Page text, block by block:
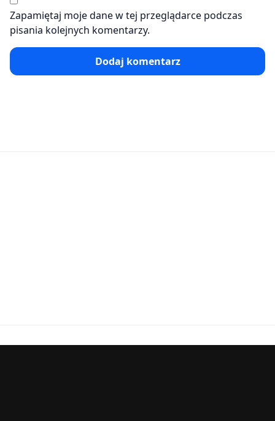
Zapamiętaj moje dane w tej przeglądarce podczas
pisania kolejnych komentarzy.
Dodaj komentarz